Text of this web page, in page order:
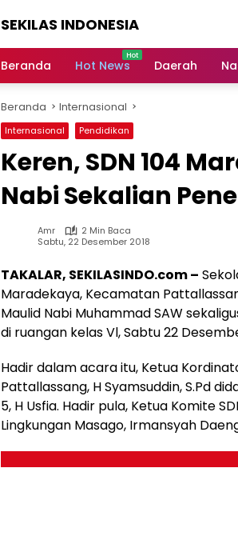
SEKILAS INDONESIA
Terkini,
Latest
World,
Headlines,
News
Beranda Hot News Daerah
Beranda Internasional
Internasional Pendidikan
Keren, SDN 104
Nabi Sekalian
Amr
2 Min Baca
Sabtu, 22 Desember 2018
TAKALAR, SEKILASINDO.com –
Maradekaya, Kecamatan
Maulid Nabi Muhammad SAW
di ruangan kelas Vl, Sabtu 22
Hadir dalam acara itu, Ketua
Pattallassang, H Syamsuddin, S.Pd
5, H Usfia. Hadir pula, Ketua Komite
Lingkungan Masago, Irmansyah